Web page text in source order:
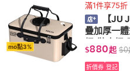
mo點3%
滿1件享75折
【JU
疊加厚一
$880起 $0
折價券 登記